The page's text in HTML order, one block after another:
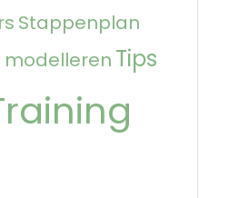
Stappenplan
modelleren Tips